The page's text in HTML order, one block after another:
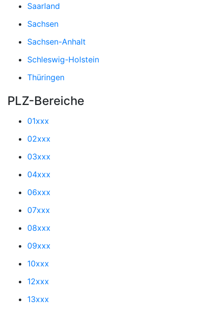
Saarland
Sachsen
Sachsen-Anhalt
Schleswig-Holstein
Thüringen
PLZ-Bereiche
01xxx
02xxx
03xxx
04xxx
06xxx
07xxx
08xxx
09xxx
10xxx
12xxx
13xxx